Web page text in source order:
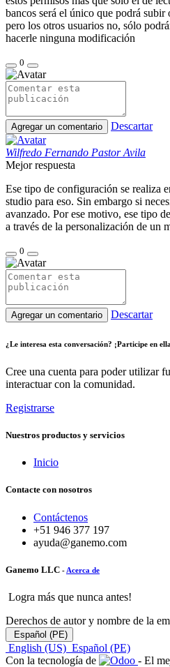
bancos será el único que podrá
pero los otros usuarios no, sólo
hacerle ninguna modificación
0
Agregar un comentario Descartar
Wilfredo Fernando Pastor Avila
Mejor respuesta
Ese tipo de configuración se realiza
studio para eso. Sin embargo si
avanzado. Por ese motivo, ese tipo
a través de la personalización de un
0
Agregar un comentario Descartar
¿Le interesa esta conversación? ¡Participe en
Cree una cuenta para poder utilizar
interactuar con la comunidad.
Registrarse
Nuestros productos y servicios
Inicio
Contacte con nosotros
Contáctenos
+51 946 377 197
ayuda@ganemo.com
Ganemo LLC - Acerca de
Logra más que nunca antes!
Derechos de autor y nombre de la
Español (PE)
English (US) Español (PE)
Con la tecnología de
- El